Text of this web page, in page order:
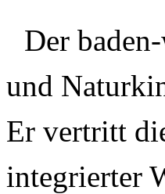
Der
und
Er vertritt
integrierter